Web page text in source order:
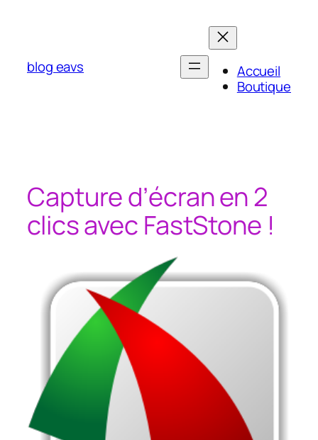
blog eavs
Accueil
Boutique
Capture d’écran en 2
clics avec FastStone !